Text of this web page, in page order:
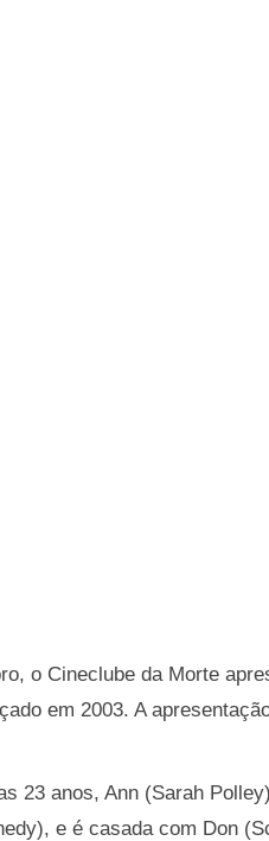
o Cineclube da Morte
em 2003. A
23 anos, Ann (Sarah
e é casada com Don